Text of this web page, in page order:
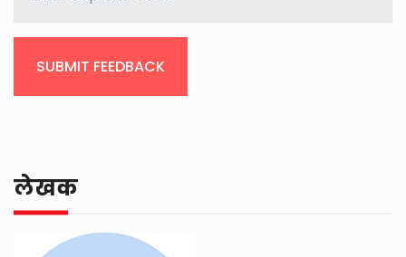
SUBMIT FEEDBACK
लेखक